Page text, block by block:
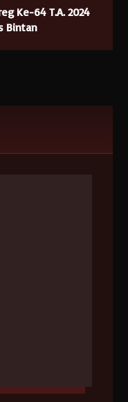
Ke-64 T.A. 2024
Bintan